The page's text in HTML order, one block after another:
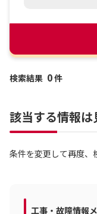
検索結果 0件
該当する情報は
条件を変更して再度、
工事・故障情報